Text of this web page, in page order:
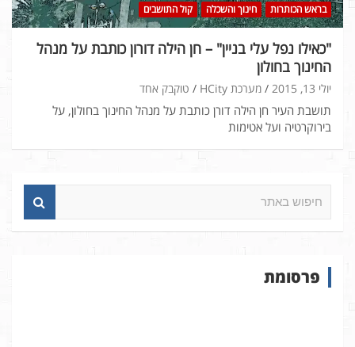
בראש הכותרות חינוך והשכלה קול התושבים
"כאילו נפל עלי בניין" – חן הילה דורון כותבת על מנהל
החינוך בחולון
יולי 13, 2015 מערכת HCity טוקבק אחד
תושבת העיר חן הילה דורן כותבת על מנהל החינוך בחולון, על
בירוקרטיה ועל אטימות
א
פרסומת